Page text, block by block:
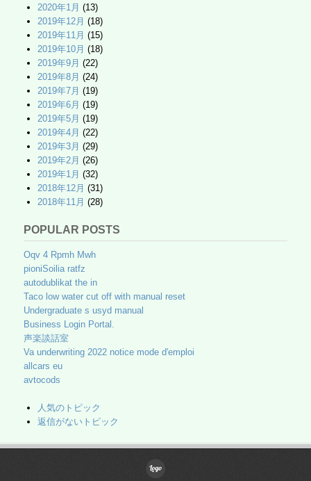
2020年1月 (13)
2019年12月 (18)
2019年11月 (15)
2019年10月 (18)
2019年9月 (22)
2019年8月 (24)
2019年7月 (19)
2019年6月 (19)
2019年5月 (19)
2019年4月 (22)
2019年3月 (29)
2019年2月 (26)
2019年1月 (32)
2018年12月 (31)
2018年11月 (28)
POPULAR POSTS
Oqv 4 Rpmh Mwh
pioniSoilia ratfz
autodublikat the in
Taco low water cut off with manual reset
Undergraduate s usyd manual
Business Login Portal.
声楽談話室
Va underwriting 2022 notice mode d'emploi
allcars eu
avtocods
人気のトピック
返信がないトピック